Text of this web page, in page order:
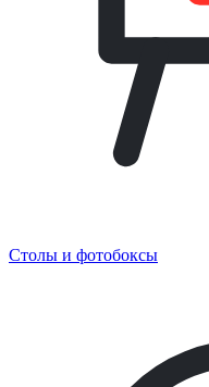
Столы и фотобоксы